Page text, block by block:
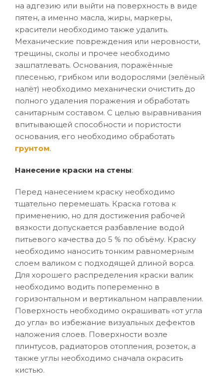
на адгезию или выйти на поверхность в виде
пятен, а именно масла, жиры, маркеры,
красители необходимо также удалить.
Механические повреждения или неровности,
трещины, сколы и прочее необходимо
зашпатлевать. Основания, поражённые
плесенью, грибком или водорослями (зелёный
налёт) необходимо механически очистить до
полного удаления поражения и обработать
санитарным составом. С целью выравнивания
впитывающей способности и пористости
основания, его необходимо обработать
грунтом.
Нанесение краски на стены:
Перед нанесением краску необходимо
тщательно перемешать. Краска готова к
применению, но для достижения рабочей
вязкости допускается разбавление водой
питьевого качества до 5 % по объёму. Краску
необходимо наносить тонким равномерным
слоем валиком с подходящей длиной ворса.
Для хорошего распределения краски валик
необходимо водить попеременно в
горизонтальном и вертикальном направлении.
Поверхность необходимо окрашивать «от угла
до угла» во избежание визуальных дефектов
наложения слоев. Поверхности возле
плинтусов, радиаторов отопления, розеток, а
также углы необходимо сначала окрасить
кистью.